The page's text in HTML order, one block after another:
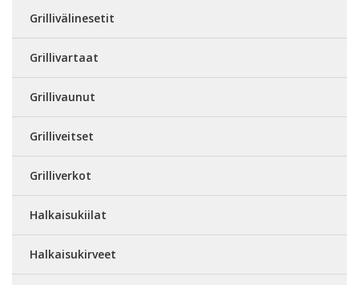
Grillivälinesetit
Grillivartaat
Grillivaunut
Grilliveitset
Grilliverkot
Halkaisukiilat
Halkaisukirveet